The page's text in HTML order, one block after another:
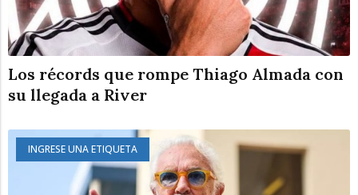
Los récords que rompe Thiago Almada con
su llegada a River
INGRESE UNA ETIQUETA